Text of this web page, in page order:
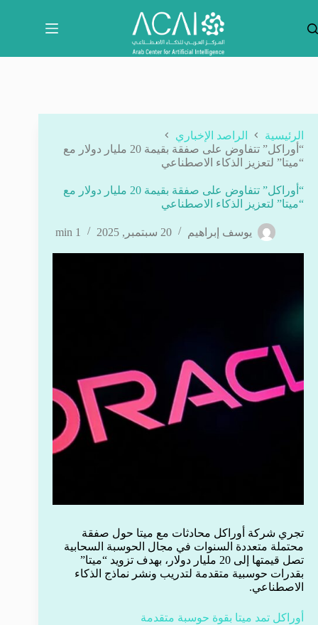
المحتوى
الرئيسية
الراصد الإخباري
“أوراكل” تتفاوض على صفقة بقيمة 20 مليار دولار مع
“ميتا” لتعزيز الذكاء الاصطناعي
“أوراكل” تتفاوض على صفقة بقيمة 20 مليار دولار مع
“ميتا” لتعزيز الذكاء الاصطناعي
يوسف إبراهيم 20 سبتمبر, 2025 1 min
تجري شركة أوراكل محادثات مع ميتا حول صفقة
محتملة متعددة السنوات في مجال الحوسبة السحابية
تصل قيمتها إلى 20 مليار دولار، بهدف تزويد “ميتا”
بقدرات حوسبية متقدمة لتدريب ونشر نماذج الذكاء
الاصطناعي.
أوراكل تمد ميتا بقوة حوسبة متقدمة